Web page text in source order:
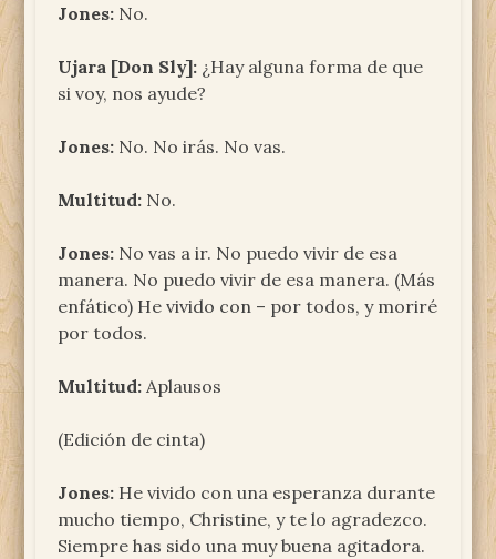
Jones: No.
Ujara [Don Sly]: ¿Hay alguna forma de que
si voy, nos ayude?
Jones: No. No irás. No vas.
Multitud: No.
Jones: No vas a ir. No puedo vivir de esa
manera. No puedo vivir de esa manera. (Más
enfático) He vivido con – por todos, y moriré
por todos.
Multitud: Aplausos
(Edición de cinta)
Jones: He vivido con una esperanza durante
mucho tiempo, Christine, y te lo agradezco.
Siempre has sido una muy buena agitadora.